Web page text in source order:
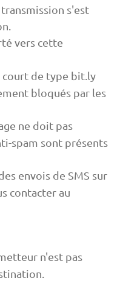
s'est
vers cette
court de type bit.ly
bloqués par les
ne doit pas
spam sont présents
envois de SMS sur
contacter au
n'est pas